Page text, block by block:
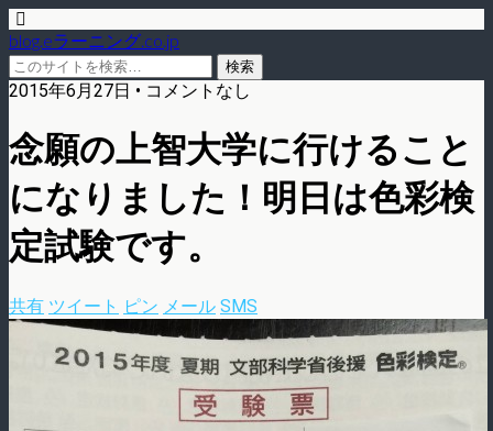
blog.eラーニング.co.jp
2015年6月27日 • コメントなし
念願の上智大学に行けること
になりました！明日は色彩検
定試験です。
共有 ツイート ピン メール SMS